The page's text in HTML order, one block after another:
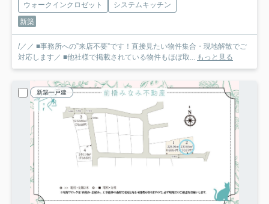
ウォークインクロゼット
システムキッチン
新築
/／／ ■事務所への”来店不要”です！直接見たい物件集合・現地解散でご
対応します／ ■他社様で掲載されている物件もほぼ取... もっと見る
新築一戸建